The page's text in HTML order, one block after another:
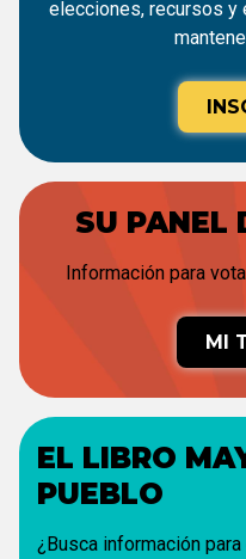
elecciones, recursos y
SU PANEL
Información para
MI
EL LIBRO
PUEBLO
¿Busca información